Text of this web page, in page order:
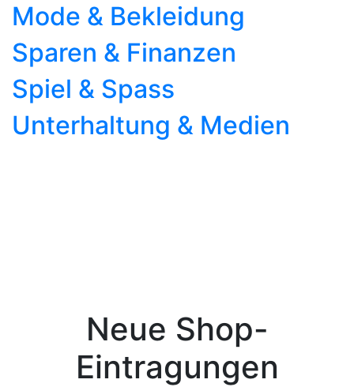
Mode & Bekleidung
Sparen & Finanzen
Spiel & Spass
Unterhaltung & Medien
Neue Shop-
Eintragungen